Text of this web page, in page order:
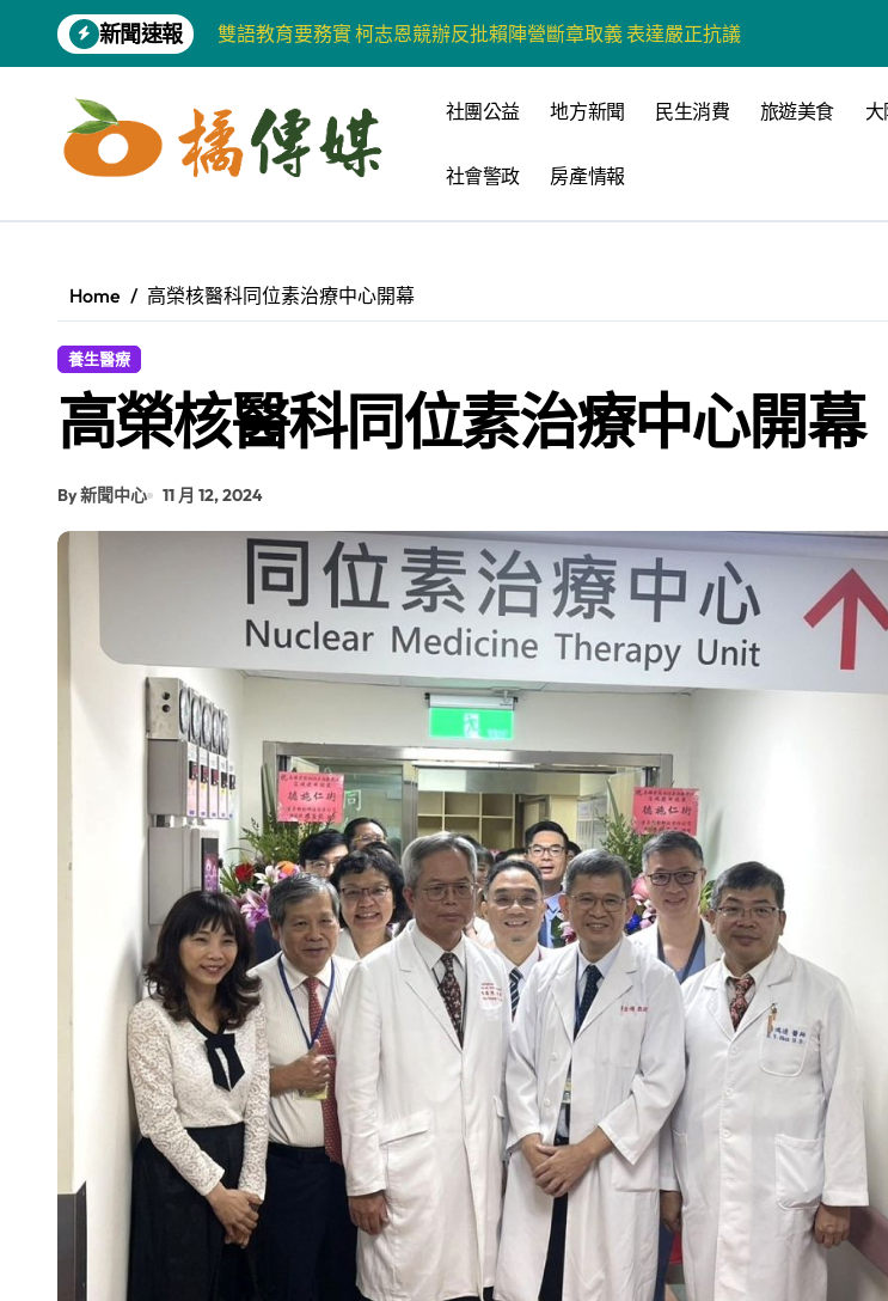
content
新聞速報
雙語教育要務實 柯志恩競辦反批賴陣營斷章取義 表達嚴正抗議
【第十四屆海峽青年薈】兩岸青年福州體驗水上運動
柯志恩競選網站正式上線 打造數位選戰新平台 公開五大亮點
兩岸青年齊聚福州共話農文旅融合發展
爭取原住民選票 柯志恩提原民5大政策 打造城鄉共好高雄
港都文藝學會首辦蓮池潭文學營 支持高雄文學再出發
【第十四屆海峽青年薈】青春交流聚同心 攜手融合共奮進
社團公益 地方新聞 民生消費 旅遊美食
社會警政 房產情報
Home 高榮核醫科同位素治療中心開幕
養生醫療
高榮核醫科同位素治療中心開幕
By 新聞中心 11 月 12, 2024